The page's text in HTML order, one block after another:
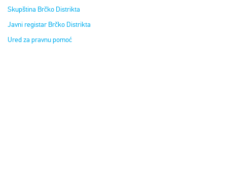
Skupština Brčko Distrikta
Javni registar Brčko Distrikta
Ured za pravnu pomoć